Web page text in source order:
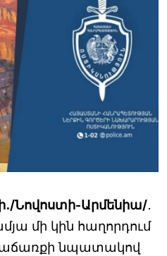
Նովոստի-Արմենիա/․
մի կին հաղորդում
վաճառքի նպատակով